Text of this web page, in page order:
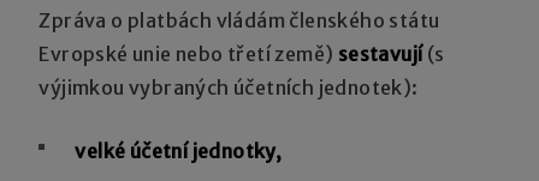
Zpráva o platbách vládám členského státu
Evropské unie nebo třetí země) sestavují(s
výjimkou vybraných účetních jednotek):
velké účetní jednotky,